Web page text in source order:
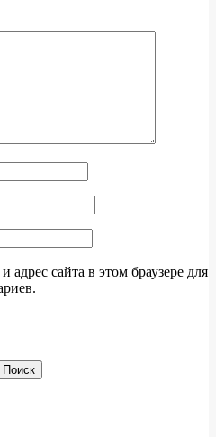
адрес сайта в этом браузере для
Поиск